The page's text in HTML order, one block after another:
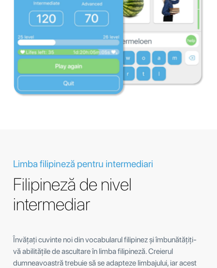
Limba filipineză pentru intermediari
Filipineză de nivel
intermediar
Învățați cuvinte noi din vocabularul filipinez și îmbunătățiți-
vă abilitățile de ascultare în limba filipineză. Creierul
dumneavoastră trebuie să se adapteze limbajului, iar acest